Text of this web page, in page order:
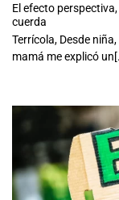
El efecto
cuerda
Terrícola, Desde
mamá me explicó